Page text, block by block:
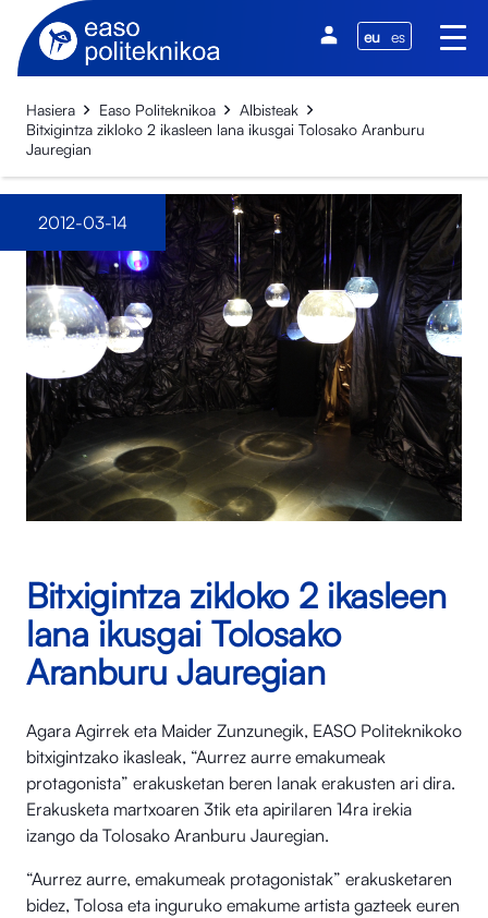
eu es
Hasiera Easo Politeknikoa
Albisteak
Bitxigintza zikloko 2 ikasleen lana ikusgai Tolosako Aranburu
Jauregian
2012-03-14
Bitxigintza zikloko 2 ikasleen
lana ikusgai Tolosako
Aranburu Jauregian
Agara Agirrek eta Maider Zunzunegik, EASO Politeknikoko
bitxigintzako ikasleak, “Aurrez aurre emakumeak
protagonista” erakusketan beren lanak erakusten ari dira.
Erakusketa martxoaren 3tik eta apirilaren 14ra irekia
izango da Tolosako Aranburu Jauregian.
“Aurrez aurre, emakumeak protagonistak” erakusketaren
bidez, Tolosa eta inguruko emakume artista gazteek euren